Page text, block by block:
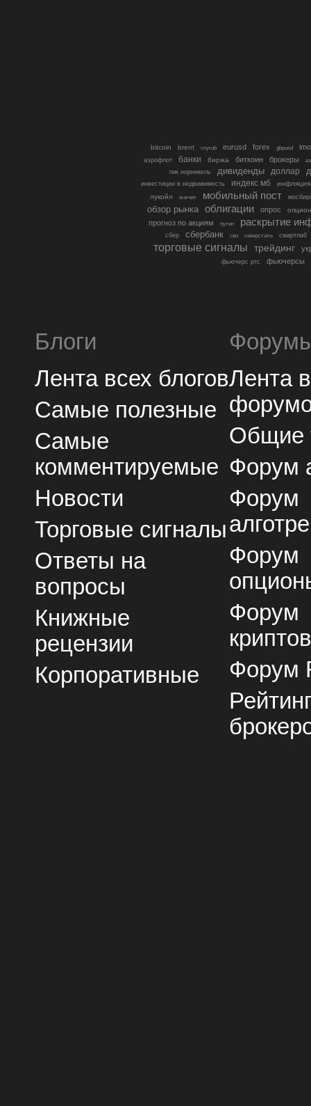
bitcoin brent cnyrub eurusd forex gbpusd
аэрофлот банки биржа биткоин брокеры
гмк норникель
дивиденды доллар
инвестиции в недвижимость индекс мб
инфляция
лукойл
магнит мобильный пост
обзор рынка облигации опрос
прогноз по акциям путин раскрытие
сбер сбербанк сво северсталь смартлаб
торговые сигналы трейдинг
фьючерс ртс фьючерсы
Блоги
Лента всех блогов
Самые полезные
Самые
комментируемые
Новости
Торговые сигналы
Ответы на
вопросы
Книжные
рецензии
Корпоративные
Лента
Общие
Форум
Форум
Форум
Форум
Форум